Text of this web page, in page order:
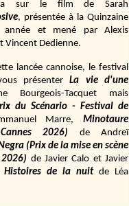
sur le film de Sarah
, présentée à la Quinzaine
année et mené par Alexis
Vincent Dedienne.
lancée cannoise, le festival
présenter
La vie d'une
Bourgeois-Tacquet
mais
du Scénario - Festival de
Marre,
Minotaure
2026)
de Andreï
(Prix de la mise en scène
de Javier Calo et Javier
Histoires de la nuit de Léa